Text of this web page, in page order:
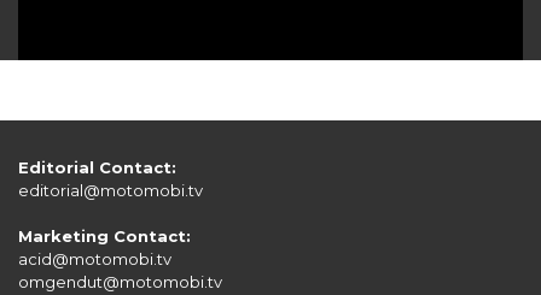
Editorial Contact:
editorial@motomobi.tv
Marketing Contact:
acid@motomobi.tv
omgendut@motomobi.tv